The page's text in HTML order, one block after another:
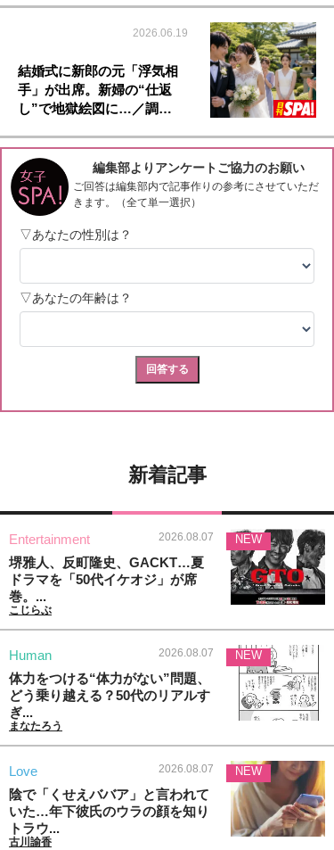
2026.06.19
結婚式に新郎の元「浮気相
手」が出席。新婦の“仕返
し”で地獄絵図に…／調…
新着記事
Entertainment 2026.08.07
堺雅人、反町隆史、GACKT…夏
ドラマを「50代イケオジ」が席
巻。...
こじらぶ
NEW
Human 2026.08.07
体力をつける“体力がない”問題、
どう乗り越える？50代のリアルす
ぎ...
まなたろう
NEW
Love 2026.08.07
陰で「くせえババア」と言われて
いた…年下彼氏のウラの顔を知り
トラウ...
古川諭香
NEW